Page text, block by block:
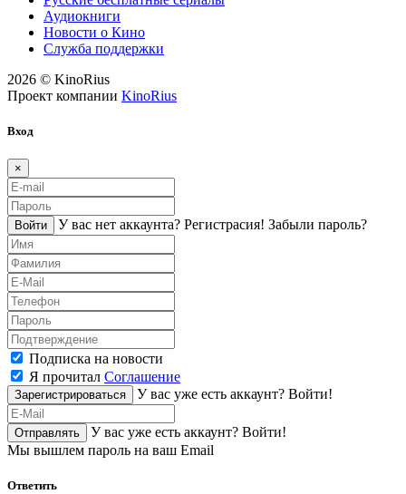
Аудиокниги
Новости о Кино
Служба поддержки
2026 © KinoRius
Проект компании KinoRius
Вход
×
Войти У вас нет аккаунта? Регистраcия! Забыли пароль?
Подписка на новости
Я прочитал Соглашение
Зарегистрироваться У вас уже есть аккаунт? Войти!
Отправлять У вас уже есть аккаунт? Войти!
Мы вышлем пароль на ваш Email
Ответить